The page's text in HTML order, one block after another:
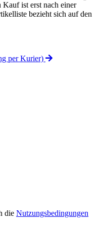
Kauf ist erst nach einer
bezieht sich auf den
per Kurier)
die Nutzungsbedingungen